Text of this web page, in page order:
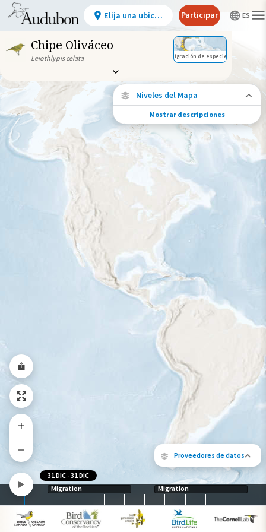
Chipe Oliváceo
Leiothlypis celata Migración de especies
Proveedores de datos
Los siguientes socios contribuyeron
Niveles del Mapa
Migración de especies
Vea dónde viaja esta especie durante todo
el año.
Abundancia de esta especie
Alto
Gama de especies por estación
Gama de verano
Rango de invierno
Rango a lo largo del año
Mostrar descripciones
Migration Migration
31 DIC -31 DIC
Elija una ubicación Participar